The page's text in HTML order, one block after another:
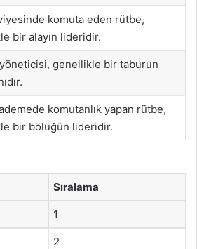
komuta eden rütbe,
bir alayın lideridir.
genellikle bir taburun
komutanlık yapan rütbe,
bir bölüğün lideridir.
Sıralama
1
2